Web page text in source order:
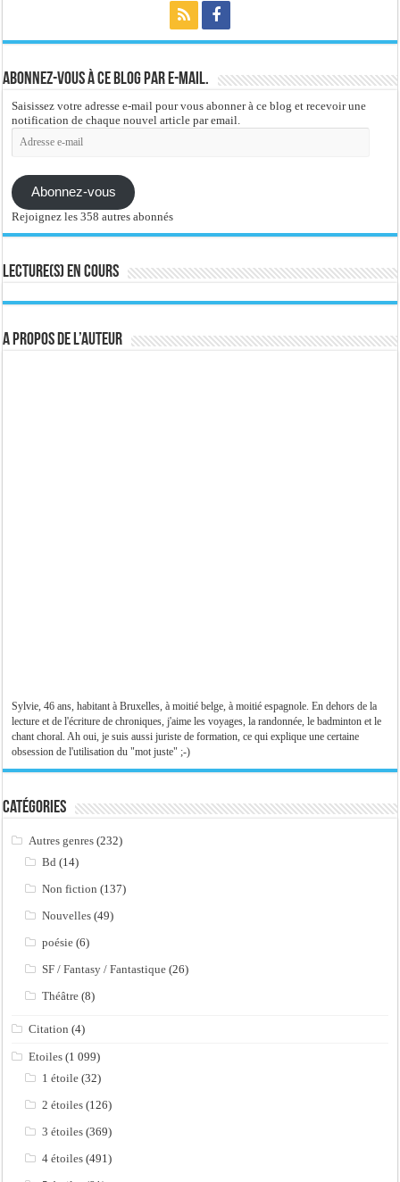
Abonnez-vous à ce blog par e-mail.
Saisissez votre adresse e-mail pour vous abonner à ce blog et recevoir une
notification de chaque nouvel article par email.
Adresse
e-
Abonnez-vous
Rejoignez les 358 autres abonnés
Lecture(s) en cours
A propos de l’auteur
Sylvie, 46 ans, habitant à Bruxelles, à moitié belge, à moitié espagnole. En dehors de la
lecture et de l'écriture de chroniques, j'aime les voyages, la randonnée, le badminton et le
chant choral. Ah oui, je suis aussi juriste de formation, ce qui explique une certaine
obsession de l'utilisation du "mot juste" ;-)
Catégories
Autres genres (232)
Bd (14)
Non fiction (137)
Nouvelles (49)
poésie (6)
SF / Fantasy / Fantastique (26)
Théâtre (8)
Citation (4)
Etoiles (1 099)
1 étoile (32)
2 étoiles (126)
3 étoiles (369)
4 étoiles (491)